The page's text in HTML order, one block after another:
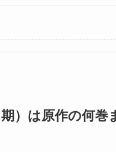
）は原作の何巻